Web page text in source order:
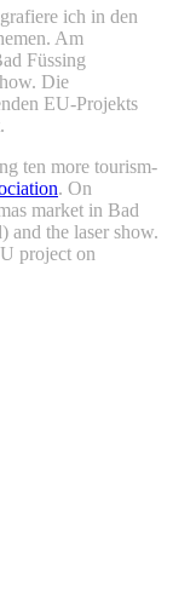
ich in den
Am
Füssing
Die
EU-Projekts
ten more tourism-
. On
market in Bad
and the laser show.
project on